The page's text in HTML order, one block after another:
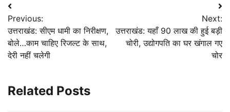
Post
navigation
Previous:
उत्तराखंड: सीएम धामी का निरीक्षण,
बोले…काम चाहिए रिजल्ट के साथ,
देरी नहीं चलेगी
Next:
उत्तराखंड: यहाँ 90 लाख की हुई बड़ी
चोरी, उद्योगपति का घर खंगाल गए
चोर
Related Posts